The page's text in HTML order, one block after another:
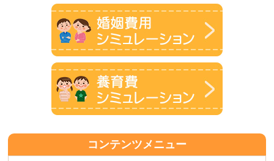
コンテンツメニュー